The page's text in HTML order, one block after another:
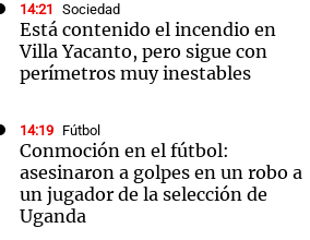
14:21 Sociedad
Está contenido el incendio en
Villa Yacanto, pero sigue con
perímetros muy inestables
14:19 Fútbol
Conmoción en el fútbol:
asesinaron a golpes en un robo a
un jugador de la selección de
Uganda